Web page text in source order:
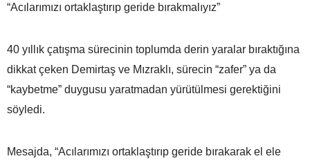
“Acılarımızı ortaklaştırıp geride bırakmalıyız”
40 yıllık çatışma sürecinin toplumda derin yaralar bıraktığına
dikkat çeken Demirtaş ve Mızraklı, sürecin “zafer” ya da
“kaybetme” duygusu yaratmadan yürütülmesi gerektiğini
söyledi.
Mesajda, “Acılarımızı ortaklaştırıp geride bırakarak el ele